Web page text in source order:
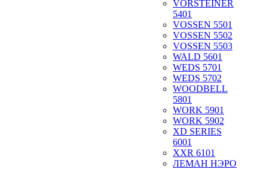
VORSTEINER
5401
VOSSEN 5501
VOSSEN 5502
VOSSEN 5503
WALD 5601
WEDS 5701
WEDS 5702
WOODBELL
5801
WORK 5901
WORK 5902
XD SERIES
6001
XXR 6101
ЛЕМАН НЭРО